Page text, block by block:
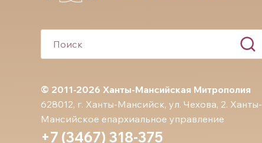
© 2011-2026 Ханты-Мансийская Митрополия
628012, г. Ханты-Мансийск, ул. Чехова, 2. Ханты-
Мансийское епархиальное управление
+7 (3467) 318-375